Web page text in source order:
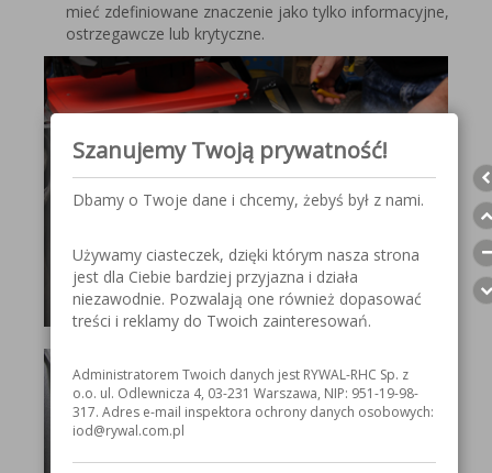
mieć zdefiniowane znaczenie jako tylko informacyjne,
ostrzegawcze lub krytyczne.
Szanujemy Twoją prywatność!
Dbamy o Twoje dane i chcemy, żebyś był z nami.
Używamy ciasteczek, dzięki którym nasza strona
jest dla Ciebie bardziej przyjazna i działa
niezawodnie. Pozwalają one również dopasować
treści i reklamy do Twoich zainteresowań.
Administratorem Twoich danych jest RYWAL-RHC Sp. z
o.o. ul. Odlewnicza 4, 03-231 Warszawa, NIP: 951-19-98-
317. Adres e-mail inspektora ochrony danych osobowych:
iod@rywal.com.pl